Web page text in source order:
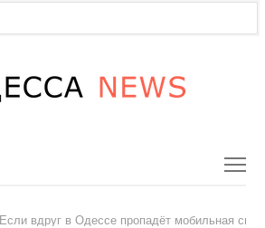
Если вдруг в Одессе пропадёт мобильная